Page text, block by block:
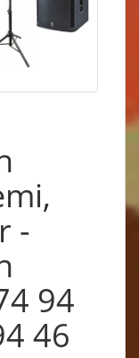
-
94
46